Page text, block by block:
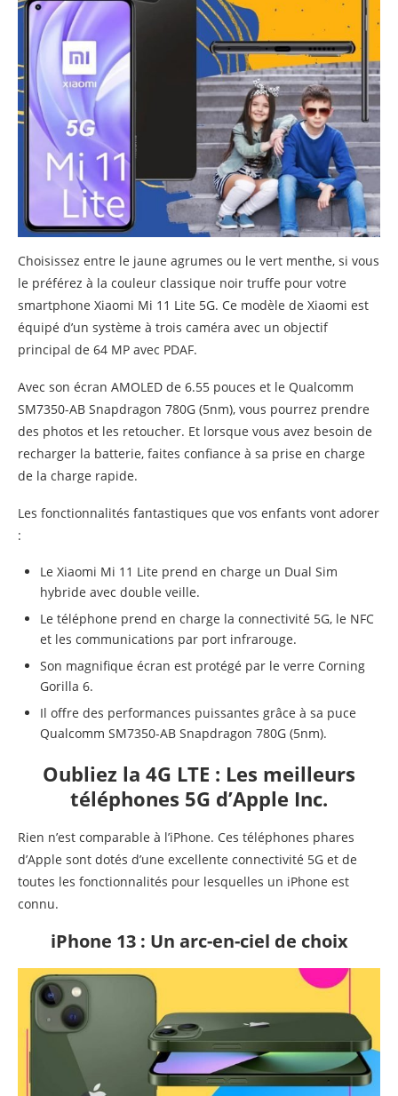
Choisissez entre le jaune agrumes ou le vert menthe, si vous
le préférez à la couleur classique noir truffe pour votre
smartphone Xiaomi Mi 11 Lite 5G. Ce modèle de Xiaomi est
équipé d’un système à trois caméra avec un objectif
principal de 64 MP avec PDAF.
Avec son écran AMOLED de 6.55 pouces et le Qualcomm
SM7350-AB Snapdragon 780G (5nm), vous pourrez prendre
des photos et les retoucher. Et lorsque vous avez besoin de
recharger la batterie, faites confiance à sa prise en charge
de la charge rapide.
Les fonctionnalités fantastiques que vos enfants vont adorer
:
Le Xiaomi Mi 11 Lite prend en charge un Dual Sim
hybride avec double veille.
Le téléphone prend en charge la connectivité 5G, le NFC
et les communications par port infrarouge.
Son magnifique écran est protégé par le verre Corning
Gorilla 6.
Il offre des performances puissantes grâce à sa puce
Qualcomm SM7350-AB Snapdragon 780G (5nm).
Oubliez la 4G LTE : Les meilleurs
téléphones 5G d’Apple Inc.
Rien n’est comparable à l’iPhone. Ces téléphones phares
d’Apple sont dotés d’une excellente connectivité 5G et de
toutes les fonctionnalités pour lesquelles un iPhone est
connu.
iPhone 13 : Un arc-en-ciel de choix